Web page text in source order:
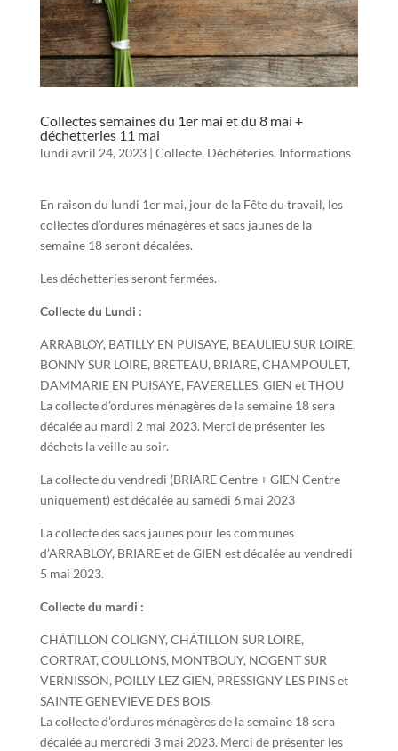
Collectes semaines du 1er mai et du 8 mai +
déchetteries 11 mai
lundi avril 24, 2023| Collecte, Déchèteries, Informations
En raison du lundi 1er mai, jour de la Fête du travail, les
collectes d’ordures ménagères et sacs jaunes de la
semaine 18 seront décalées.
Les déchetteries seront fermées.
Collecte du Lundi :
ARRABLOY, BATILLY EN PUISAYE, BEAULIEU SUR LOIRE,
BONNY SUR LOIRE, BRETEAU, BRIARE, CHAMPOULET,
DAMMARIE EN PUISAYE, FAVERELLES, GIEN et THOU
La collecte d’ordures ménagères de la semaine 18 sera
décalée au mardi 2 mai 2023. Merci de présenter les
déchets la veille au soir.
La collecte du vendredi (BRIARE Centre + GIEN Centre
uniquement) est décalée au samedi 6 mai 2023
La collecte des sacs jaunes pour les communes
d’ARRABLOY, BRIARE et de GIEN est décalée au vendredi
5 mai 2023.
Collecte du mardi :
CHÂTILLON COLIGNY, CHÂTILLON SUR LOIRE,
CORTRAT, COULLONS, MONTBOUY, NOGENT SUR
VERNISSON, POILLY LEZ GIEN, PRESSIGNY LES PINS et
SAINTE GENEVIEVE DES BOIS
La collecte d’ordures ménagères de la semaine 18 sera
décalée au mercredi 3 mai 2023. Merci de présenter les